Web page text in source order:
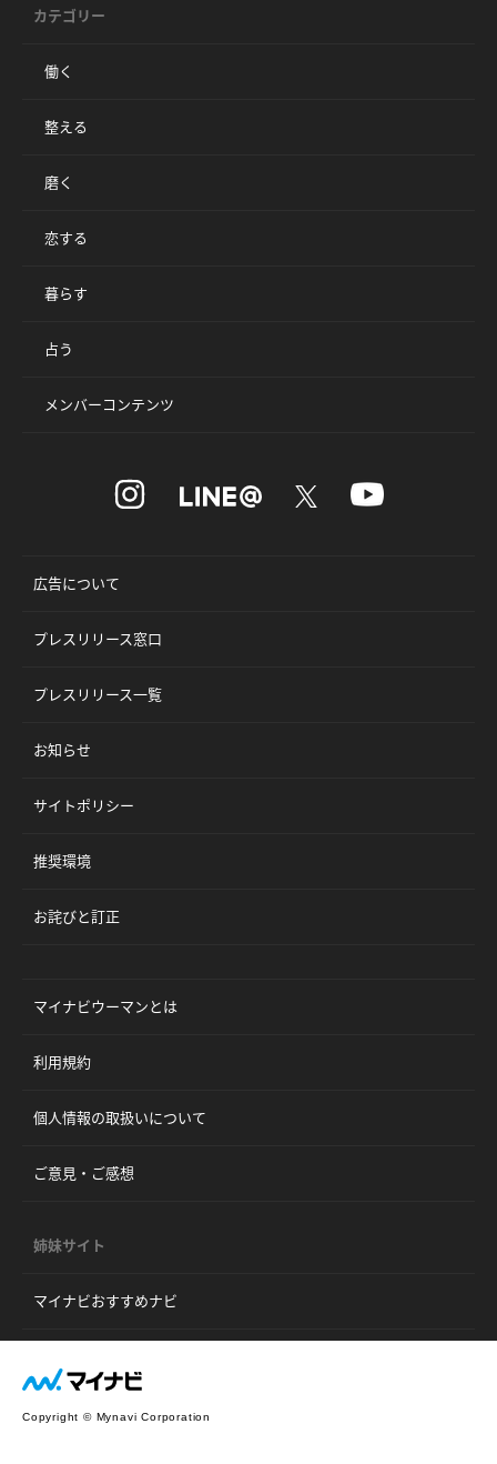
カテゴリー
働く
整える
磨く
恋する
暮らす
占う
メンバーコンテンツ
広告について
プレスリリース窓口
プレスリリース一覧
お知らせ
サイトポリシー
推奨環境
お詫びと訂正
マイナビウーマンとは
利用規約
個人情報の取扱いについて
ご意見・ご感想
姉妹サイト
マイナビおすすめナビ
Copyright © Mynavi Corporation